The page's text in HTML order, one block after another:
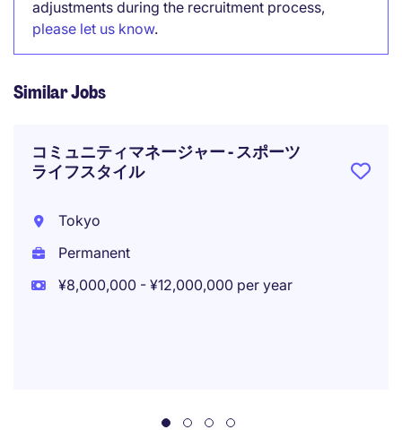
adjustments during the recruitment process,
please let us know.
Similar Jobs
コミュニティマネージャー - スポーツ
ライフスタイル
Tokyo
Permanent
¥8,000,000 - ¥12,000,000 per year